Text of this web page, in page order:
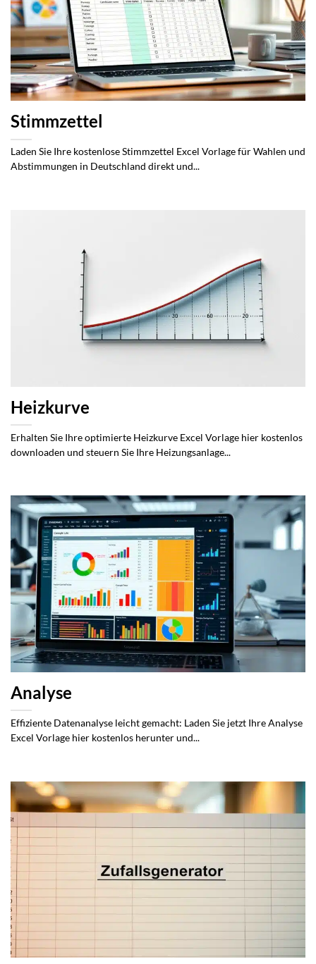
Stimmzettel
Laden Sie Ihre kostenlose Stimmzettel Excel Vorlage für Wahlen und
Abstimmungen in Deutschland direkt und...
Heizkurve
Erhalten Sie Ihre optimierte Heizkurve Excel Vorlage hier kostenlos
downloaden und steuern Sie Ihre Heizungsanlage...
Analyse
Effiziente Datenanalyse leicht gemacht: Laden Sie jetzt Ihre Analyse
Excel Vorlage hier kostenlos herunter und...